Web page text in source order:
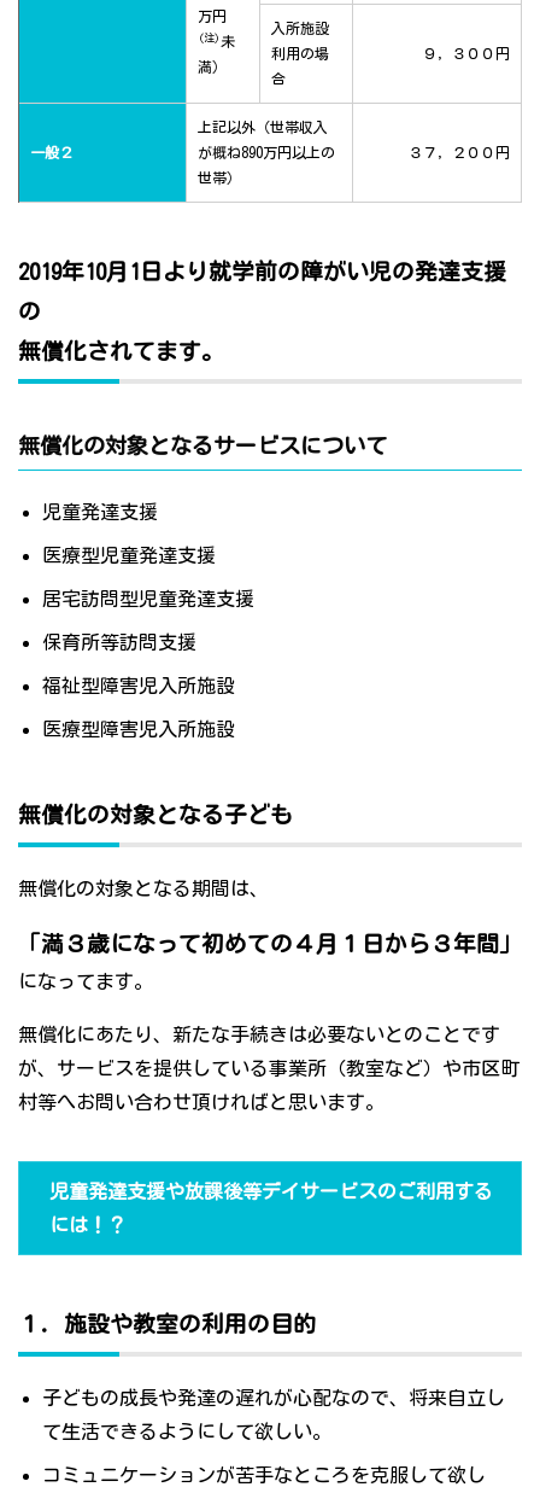
万円
(注) 未
満）
入所施設
利用の場
合
９，３００円
一般２
上記以外（世帯収入
が概ね890万円以上の
世帯）
３７，２００円
2019年10月1日より就学前の障がい児の発達支援
の
無償化されてます。
無償化の対象となるサービスについて
児童発達支援
医療型児童発達支援
居宅訪問型児童発達支援
保育所等訪問支援
福祉型障害児入所施設
医療型障害児入所施設
無償化の対象となる子ども
無償化の対象となる期間は、
「満３歳になって初めての４月１日から３年間」
になってます。
無償化にあたり、新たな手続きは必要ないとのことです
が、サービスを提供している事業所（教室など）や市区町
村等へお問い合わせ頂ければと思います。
児童発達支援や放課後等デイサービスのご利用する
には！？
１．施設や教室の利用の目的
子どもの成長や発達の遅れが心配なので、将来自立し
て生活できるようにして欲しい。
コミュニケーションが苦手なところを克服して欲し